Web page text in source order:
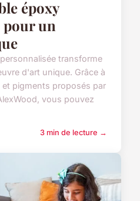
époxy
pour un
transforme
d'art unique. Grâce à
et pigments proposés par
vous pouvez
3 min de lecture →